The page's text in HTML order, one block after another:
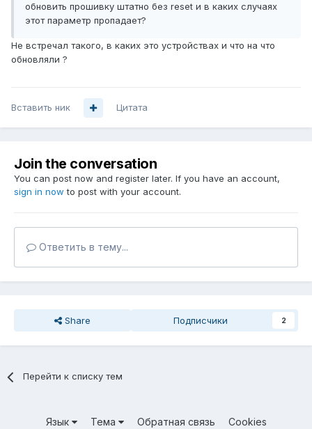
обновить прошивку штатно без reset и в каких случаях
этот параметр пропадает?
Не встречал такого, в каких это устройствах и что на что
обновляли ?
Вставить ник Цитата
Join the conversation
You can post now and register later. If you have an account,
sign in now to post with your account.
Ответить в тему...
Share Подписчики 2
Перейти к списку тем
Язык Тема Обратная связь Cookies